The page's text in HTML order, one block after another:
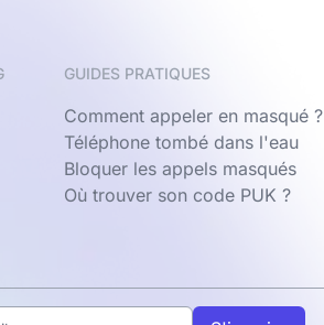
GUIDES PRATIQUES
Comment appeler en masqué ?
Téléphone tombé dans l'eau
Bloquer les appels masqués
Où trouver son code PUK ?